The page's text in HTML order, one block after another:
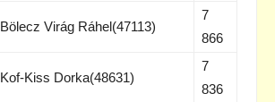
Bölecz Virág Ráhel(47113)
7
866
Kof-Kiss Dorka(48631)
7
836